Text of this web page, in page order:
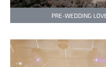
PRE-WEDDING